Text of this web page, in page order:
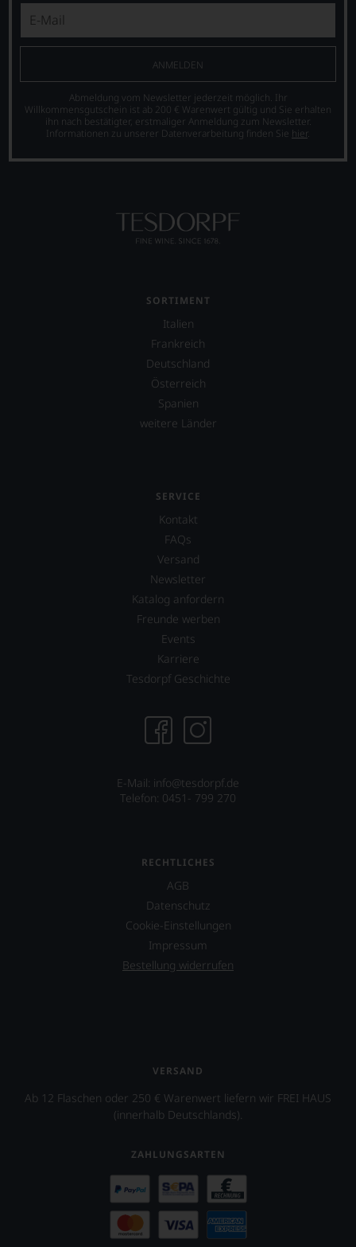
ANMELDEN
Abmeldung vom Newsletter jederzeit möglich. Ihr
Willkommensgutschein ist ab 200 € Warenwert gültig und Sie erhalten
ihn nach bestätigter, erstmaliger Anmeldung zum Newsletter.
Informationen zu unserer Datenverarbeitung finden Sie hier.
SORTIMENT
Italien
Frankreich
Deutschland
Österreich
Spanien
weitere Länder
SERVICE
Kontakt
FAQs
Versand
Newsletter
Katalog anfordern
Freunde werben
Events
Karriere
Tesdorpf Geschichte
E-Mail: info@tesdorpf.de
Telefon: 0451- 799 270
RECHTLICHES
AGB
Datenschutz
Cookie-Einstellungen
Impressum
Bestellung widerrufen
VERSAND
Ab 12 Flaschen oder 250 € Warenwert liefern wir FREI HAUS
(innerhalb Deutschlands).
ZAHLUNGSARTEN